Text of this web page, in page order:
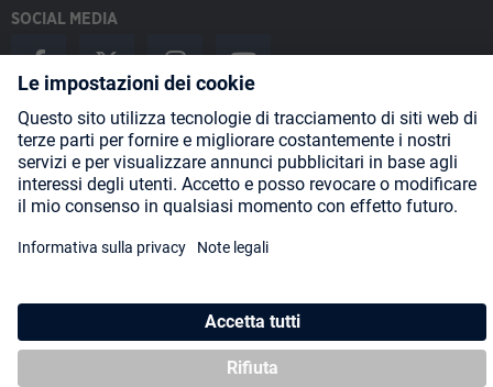
SOCIAL MEDIA
Payment Methods
Shipping
About us Blog Partners
* Tutti i prezzi includono l'IVA piùspese di spedizione